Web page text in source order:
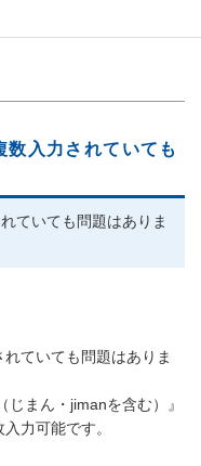
入力されていても
ていても問題はありま
ていても問題はありま
まん・jimanを含む）』
力可能です。